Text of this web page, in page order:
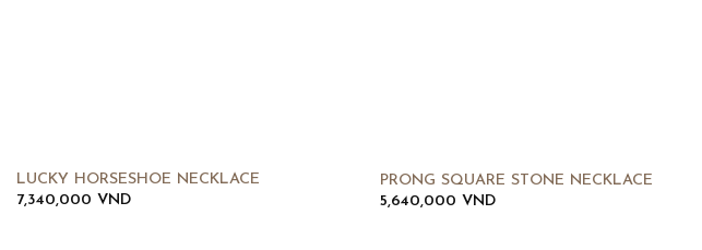
LUCKY HORSESHOE NECKLACE
7,340,000 VND
PRONG SQUARE STONE NECKLACE
5,640,000 VND